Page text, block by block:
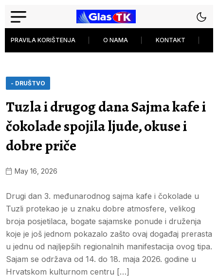
PRAVILA KORIŠTENJA O NAMA KONTAKT
- DRUŠTVO
Tuzla i drugog dana Sajma kafe i
čokolade spojila ljude, okuse i
dobre priče
May 16, 2026
Drugi dan 3. međunarodnog sajma kafe i čokolade u
Tuzli protekao je u znaku dobre atmosfere, velikog
broja posjetilaca, bogate sajamske ponude i druženja
koje je još jednom pokazalo zašto ovaj događaj prerasta
u jednu od najljepših regionalnih manifestacija ovog tipa.
Sajam se održava od 14. do 18. maja 2026. godine u
Hrvatskom kulturnom centru […]